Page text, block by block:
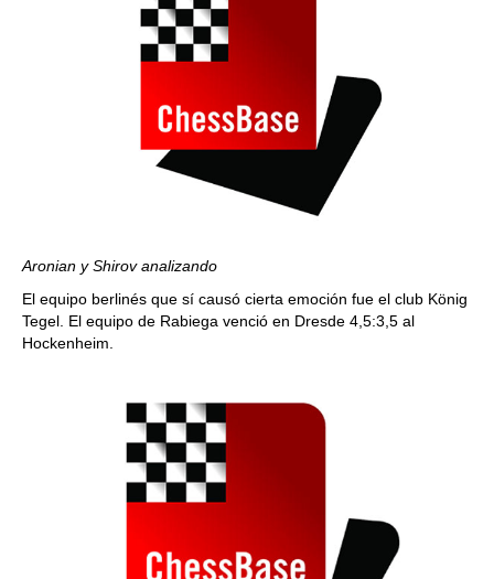
Aronian y Shirov analizando
El equipo berlinés que sí causó cierta emoción fue el club König
Tegel. El equipo de Rabiega venció en Dresde 4,5:3,5 al
Hockenheim.